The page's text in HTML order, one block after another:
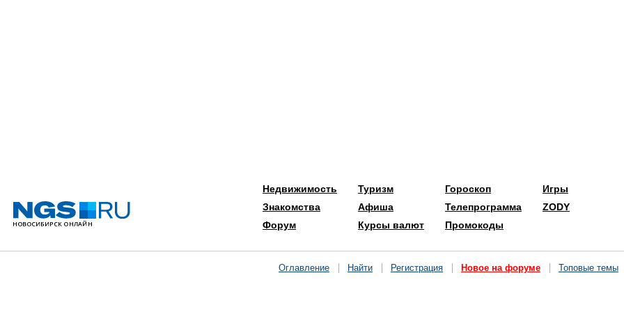
Недвижимость
Знакомства
Форум
Туризм
Афиша
Курсы валют
Гороскоп
Телепрограмма
Промокоды
Игры
ZODY
Оглавление Найти Регистрация Новое на форуме Топовые темы